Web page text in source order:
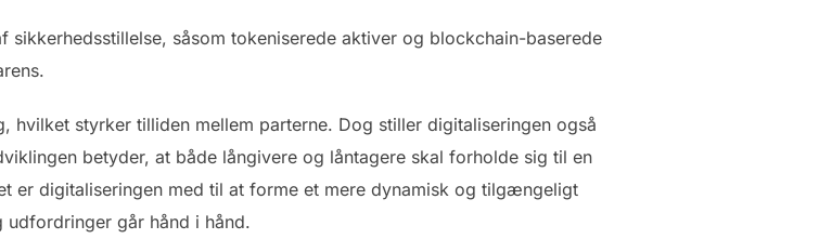
såsom tokeniserede aktiver og blockchain-baserede
styrker tilliden mellem parterne. Dog stiller digitaliseringen også
betyder, at både långivere og låntagere skal forholde sig til en
er digitaliseringen med til at forme et mere dynamisk og tilgængeligt
går hånd i hånd.